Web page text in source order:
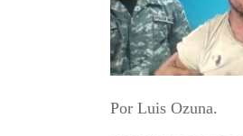
Por Luis Ozuna.